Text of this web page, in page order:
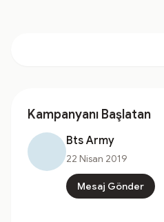
Kampanyanı Başlatan
Bts Army
22 Nisan 2019
Mesaj Gönder